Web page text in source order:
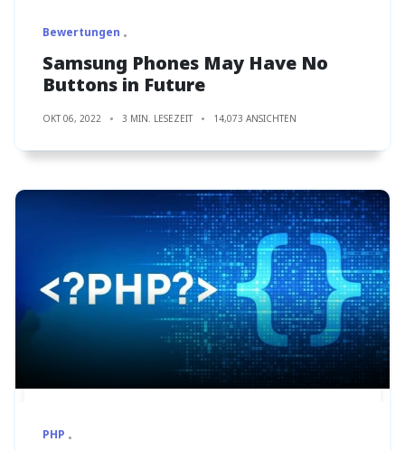
Bewertungen
Samsung Phones May Have No
Buttons in Future
OKT 06, 2022 3 MIN. LESEZEIT 14,073 ANSICHTEN
PHP